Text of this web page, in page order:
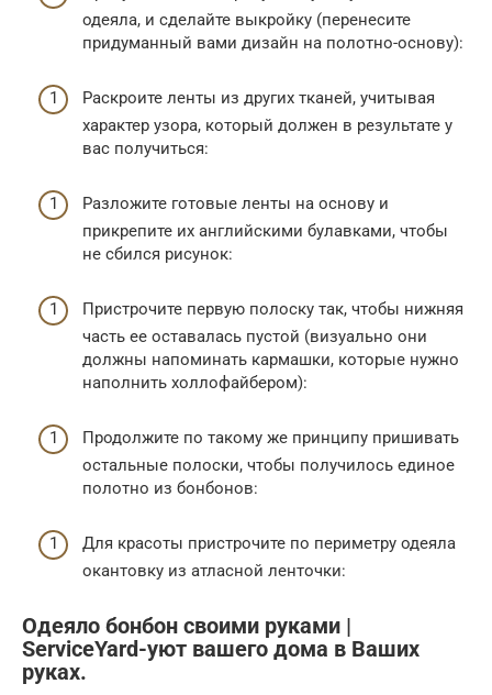
одеяла, и сделайте выкройку (перенесите
придуманный вами дизайн на полотно-основу):
Раскроите ленты из других тканей, учитывая
характер узора, который должен в результате у
вас получиться:
Разложите готовые ленты на основу и
прикрепите их английскими булавками, чтобы
не сбился рисунок:
Пристрочите первую полоску так, чтобы нижняя
часть ее оставалась пустой (визуально они
должны напоминать кармашки, которые нужно
наполнить холлофайбером):
Продолжите по такому же принципу пришивать
остальные полоски, чтобы получилось единое
полотно из бонбонов:
Для красоты пристрочите по периметру одеяла
окантовку из атласной ленточки:
Одеяло бонбон своими руками |
ServiceYard-уют вашего дома в Ваших
руках.